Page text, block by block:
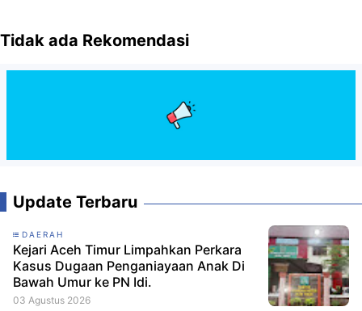
Tidak ada Rekomendasi
Update Terbaru
DAERAH
Kejari Aceh Timur Limpahkan Perkara
Kasus Dugaan Penganiayaan Anak Di
Bawah Umur ke PN Idi.
03 Agustus 2026